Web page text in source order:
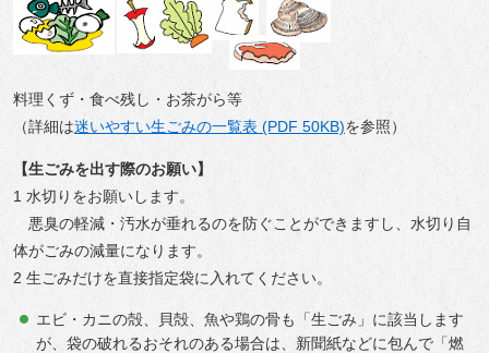
料理くず・食べ残し・お茶がら等
（詳細は迷いやすい生ごみの一覧表 (PDF 50KB)を参照）
【生ごみを出す際のお願い】
1 水切りをお願いします。
悪臭の軽減・汚水が垂れるのを防ぐことができますし、水切り自
体がごみの減量になります。
2 生ごみだけを直接指定袋に入れてください。
エビ・カニの殻、貝殻、魚や鶏の骨も「生ごみ」に該当します
が、袋の破れるおそれのある場合は、新聞紙などに包んで「燃